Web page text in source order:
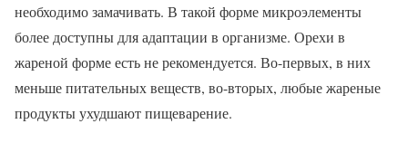
необходимо замачивать. В такой форме микроэлементы
более доступны для адаптации в организме. Орехи в
жареной форме есть не рекомендуется. Во-первых, в них
меньше питательных веществ, во-вторых, любые жареные
продукты ухудшают пищеварение.